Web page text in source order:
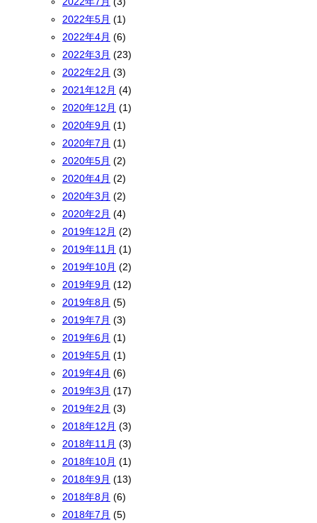
2022年5月 (1)
2022年4月 (6)
2022年3月 (23)
2022年2月 (3)
2021年12月 (4)
2020年12月 (1)
2020年9月 (1)
2020年7月 (1)
2020年5月 (2)
2020年4月 (2)
2020年3月 (2)
2020年2月 (4)
2019年12月 (2)
2019年11月 (1)
2019年10月 (2)
2019年9月 (12)
2019年8月 (5)
2019年7月 (3)
2019年6月 (1)
2019年5月 (1)
2019年4月 (6)
2019年3月 (17)
2019年2月 (3)
2018年12月 (3)
2018年11月 (3)
2018年10月 (1)
2018年9月 (13)
2018年8月 (6)
2018年7月 (5)